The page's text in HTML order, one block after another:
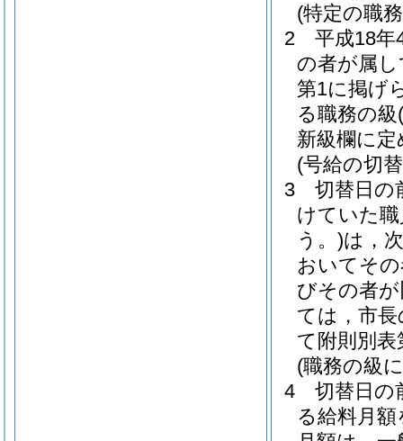
(特定の職
2
平成18年
の者が属
第1に掲げ
る職務の級
新級欄に
(号給の切
3
切替日の
けていた
う。)は，
おいてそ
びその者
ては，市
て附則別
(職務の級
4
切替日の
る給料月